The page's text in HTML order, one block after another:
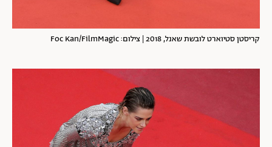
קריסטן סטיוארט לובשת שאנל, 2018 | צילום: Foc Kan/FilmMagic